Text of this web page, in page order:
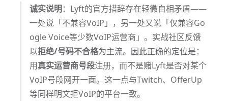
诚实说明：Lyft的官方措辞存在轻微自相矛盾——
一处说「不兼容VoIP」，另一处又说「仅兼容Go
ogle Voice等少数VoIP运营商」。实战社区反馈
以拒绝/号码不合格为主流。因此正确的定位是：
用真实运营商号段注册，而不是赌Lyft是否对某个
VoIP号段网开一面。这一点与Twitch、OfferUp
等同样明文拒VoIP的平台一致。